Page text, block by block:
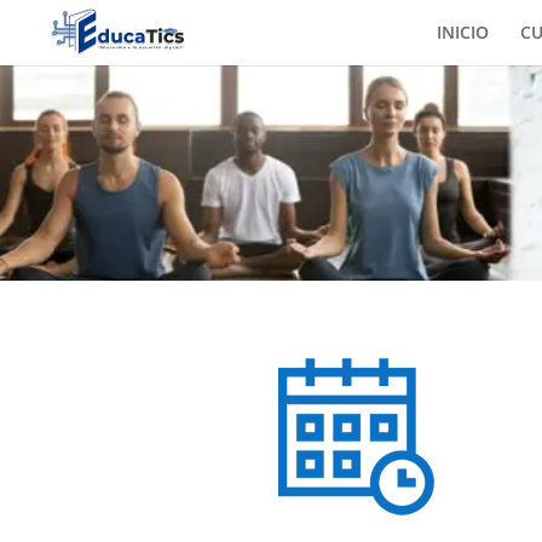
INICIO